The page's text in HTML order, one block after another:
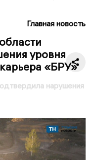
Главная новость
уровня
«БРУ»
нарушения